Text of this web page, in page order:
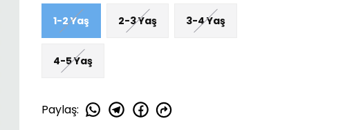
1-2 Yaş 2-3 Yaş 3-4 Yaş
4-5 Yaş
Paylaş: